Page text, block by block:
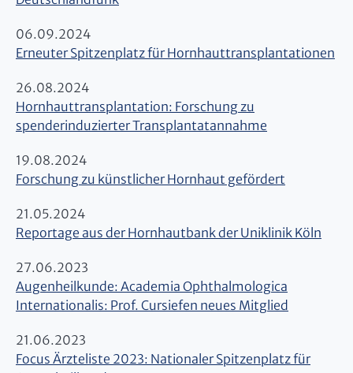
06.09.2024
Erneuter Spitzenplatz für Hornhauttransplantationen
26.08.2024
Hornhauttransplantation: Forschung zu
spenderinduzierter Transplantatannahme
19.08.2024
​​​​​​​Forschung zu künstlicher Hornhaut gefördert
21.05.2024
​​​​​​​Reportage aus der Hornhautbank der Uniklinik Köln
27.06.2023
Augenheilkunde: Academia Ophthalmologica
Internationalis: Prof. Cursiefen neues Mitglied
21.06.2023
Focus Ärzteliste 2023: Nationaler Spitzenplatz für